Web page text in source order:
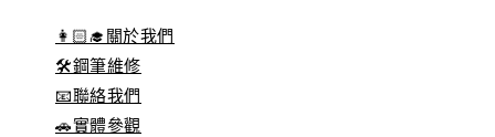
👩🏻‍🎓關於我們
🛠️鋼筆維修
📧聯絡我們
🚗實體參觀